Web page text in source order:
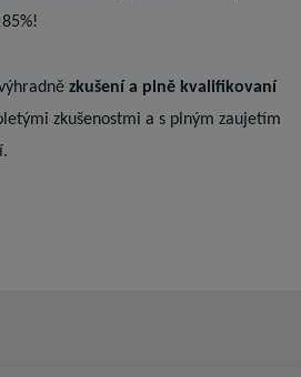
zkušení a plně kvalifikovaní
zkušenostmi a s plným zaujetím